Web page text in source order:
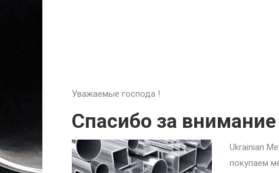
Уважаемые господа !
Спасибо за
Ukrainian
покупаем